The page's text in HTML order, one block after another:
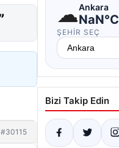
#30115
☁Ankara
NaN°C
ŞEHIR SEÇ
Bizi Takip Edin